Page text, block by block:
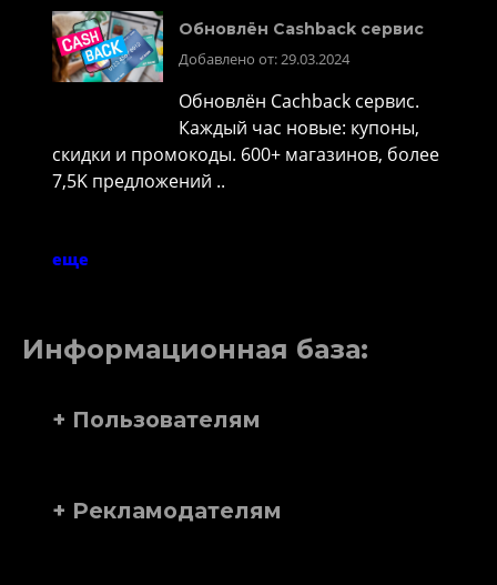
Обновлён Cashback сервис
Добавлено от: 29.03.2024
Обновлён Cachback сервис.
Каждый час новые: купоны,
скидки и промокоды. 600+ магазинов, более
7,5K предложений ..
еще
Информационная база:
+ Пользователям
+ Рекламодателям